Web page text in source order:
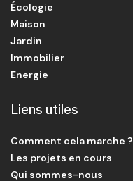
Écologie
Maison
Jardin
Immobilier
Energie
Liens utiles
Comment cela marche ?
Les projets en cours
Qui sommes-nous